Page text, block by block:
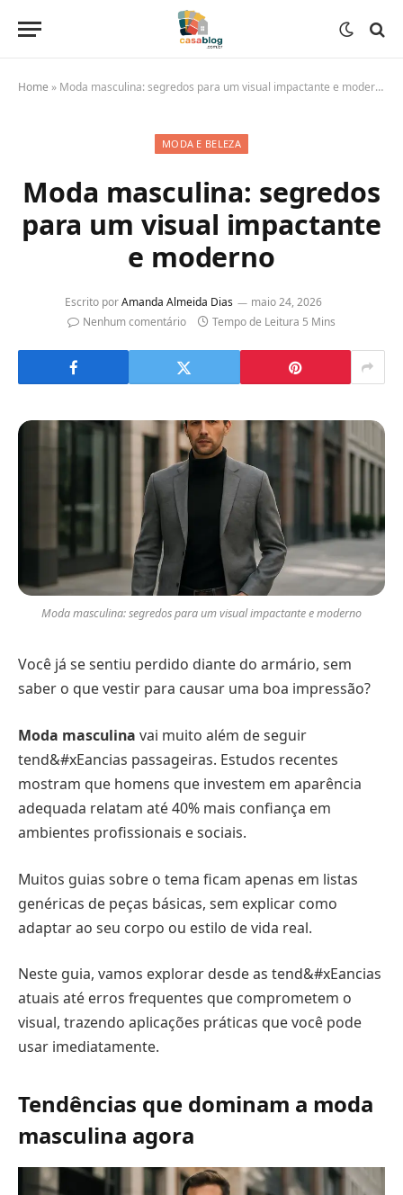
Home » Moda masculina: segredos para um visual impactante e moderno
MODA E BELEZA
Moda masculina: segredos
para um visual impactante
e moderno
Escrito porAmanda Almeida Dias
maio 24, 2026
Nenhum comentário
Tempo de Leitura 5 Mins
Moda masculina: segredos para um visual impactante e moderno
Você já se sentiu perdido diante do armário, sem
saber o que vestir para causar uma boa impressão?
Moda masculina vai muito além de seguir
tend&#xEancias passageiras. Estudos recentes
mostram que homens que investem em aparência
adequada relatam até 40% mais confiança em
ambientes profissionais e sociais.
Muitos guias sobre o tema ficam apenas em listas
genéricas de peças básicas, sem explicar como
adaptar ao seu corpo ou estilo de vida real.
Neste guia, vamos explorar desde as tend&#xEancias
atuais até erros frequentes que comprometem o
visual, trazendo aplicações práticas que você pode
usar imediatamente.
Tendências que dominam a moda
masculina agora